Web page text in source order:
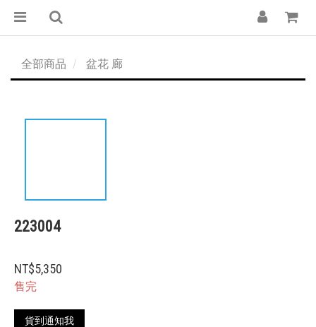
全部商品 盆花 廊
223004
NT$5,350
售完
貨到通知我